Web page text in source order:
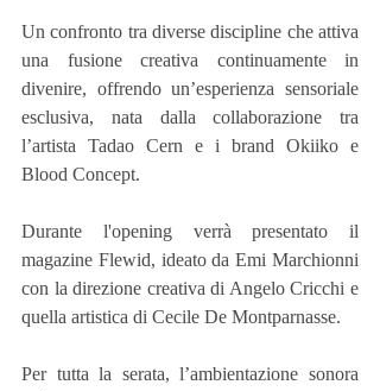
Un confronto tra diverse discipline che attiva
una fusione creativa continuamente in
divenire, offrendo un’esperienza sensoriale
esclusiva, nata dalla collaborazione tra
l’artista Tadao Cern e i brand Okiiko e
Blood Concept.
Durante l'opening verrà presentato il
magazine Flewid, ideato da Emi Marchionni
con la direzione creativa di Angelo Cricchi e
quella artistica di Cecile De Montparnasse.
Per tutta la serata, l’ambientazione sonora